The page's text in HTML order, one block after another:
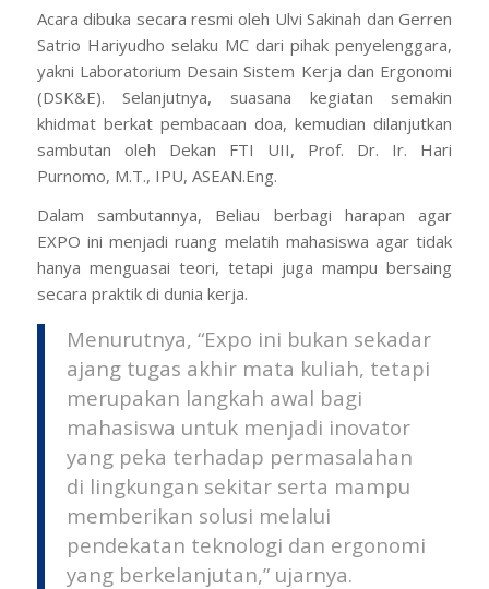
Acara dibuka secara resmi oleh Ulvi Sakinah dan Gerren
Satrio Hariyudho selaku MC dari pihak penyelenggara,
yakni Laboratorium Desain Sistem Kerja dan Ergonomi
(DSK&E). Selanjutnya, suasana kegiatan semakin
khidmat berkat pembacaan doa, kemudian dilanjutkan
sambutan oleh Dekan FTI UII, Prof. Dr. Ir. Hari
Purnomo, M.T., IPU, ASEAN.Eng.
Dalam sambutannya, Beliau berbagi harapan agar
EXPO ini menjadi ruang melatih mahasiswa agar tidak
hanya menguasai teori, tetapi juga mampu bersaing
secara praktik di dunia kerja.
Menurutnya, “Expo ini bukan sekadar
ajang tugas akhir mata kuliah, tetapi
merupakan langkah awal bagi
mahasiswa untuk menjadi inovator
yang peka terhadap permasalahan
di lingkungan sekitar serta mampu
memberikan solusi melalui
pendekatan teknologi dan ergonomi
yang berkelanjutan,” ujarnya.